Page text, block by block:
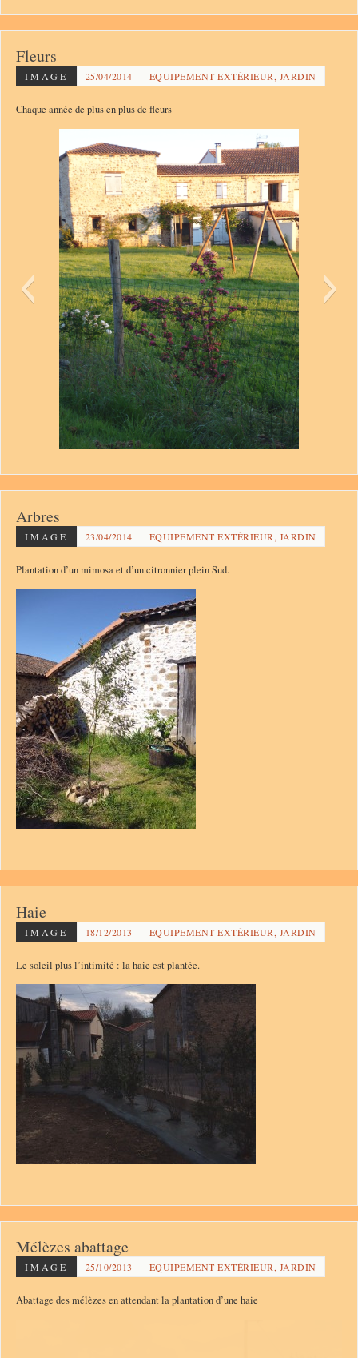
Fleurs
IMAGE 25/04/2014 EQUIPEMENT EXTÉRIEUR, JARDIN
Chaque année de plus en plus de fleurs
Arbres
IMAGE 23/04/2014 EQUIPEMENT EXTÉRIEUR, JARDIN
Plantation d’un mimosa et d’un citronnier plein Sud.
Haie
IMAGE 18/12/2013 EQUIPEMENT EXTÉRIEUR, JARDIN
Le soleil plus l’intimité : la haie est plantée.
Mélèzes abattage
IMAGE 25/10/2013 EQUIPEMENT EXTÉRIEUR, JARDIN
Abattage des mélèzes en attendant la plantation d’une haie